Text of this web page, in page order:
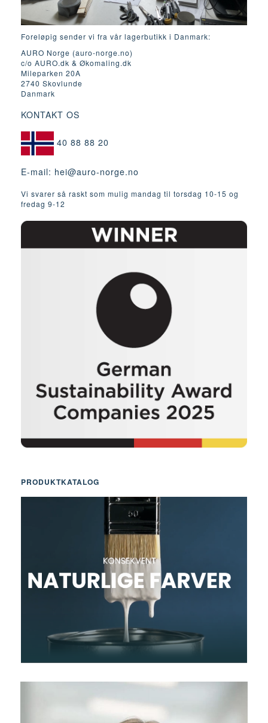
Foreløpig sender vi fra vår lagerbutikk i Danmark:
AURO Norge (auro-norge.no)
c/o AURO.dk & Økomaling.dk
Mileparken 20A
2740 Skovlunde
Danmark
KONTAKT OS
40 88 88 20
E-mail: hei@auro-norge.no
Vi svarer så raskt som mulig mandag til torsdag 10-15 og
fredag ​​9-12
PRODUKTKATALOG